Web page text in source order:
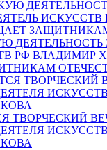
РФ ВЛАДИМИР
ТВОРЧЕСКИЙ